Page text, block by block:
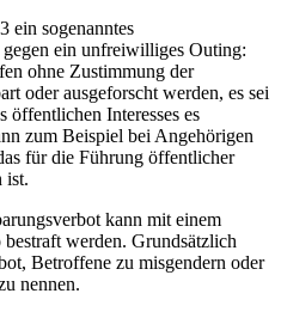
ein sogenanntes
ein unfreiwilliges Outing:
ohne Zustimmung der
oder ausgeforscht werden, es sei
öffentlichen Interesses es
zum Beispiel bei Angehörigen
für die Führung öffentlicher
ist.
kann mit einem
werden. Grundsätzlich
Betroffene zu misgendern oder
nennen.